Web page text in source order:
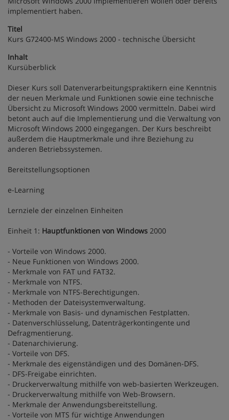
implementiert haben.
Titel
Kurs G72400-MS Windows 2000 - technische Übersicht
Inhalt
Kursüberblick
Dieser Kurs soll Datenverarbeitungspraktikern eine Kenntnis
der neuen Merkmale und Funktionen sowie eine technische
Übersicht zu Microsoft Windows 2000 vermitteln. Dabei wird
betont auch auf die Implementierung und die Verwaltung von
Microsoft Windows 2000 eingegangen. Der Kurs beschreibt
außerdem die Hauptmerkmale und ihre Beziehung zu
anderen Betriebssystemen.
Bereitstellungsoptionen
e-Learning
Lernziele der einzelnen Einheiten
Einheit 1: Hauptfunktionen von Windows 2000
- Vorteile von Windows 2000.
- Neue Funktionen von Windows 2000.
- Merkmale von FAT und FAT32.
- Merkmale von NTFS.
- Merkmale von NTFS-Berechtigungen.
- Methoden der Dateisystemverwaltung.
- Merkmale von Basis- und dynamischen Festplatten.
- Datenverschlüsselung, Datenträgerkontingente und
Defragmentierung.
- Datenarchivierung.
- Vorteile von DFS.
- Merkmale des eigenständigen und des Domänen-DFS.
- DFS-Freigabe einrichten.
- Druckerverwaltung mithilfe von web-basierten Werkzeugen.
- Druckerverwaltung mithilfe von Web-Browsern.
- Merkmale der Anwendungsbereitstellung.
- Vorteile von MTS für wichtige Anwendungen